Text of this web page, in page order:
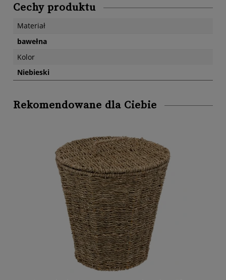
Cechy produktu
Materiał
bawełna
Kolor
Niebieski
Rekomendowane dla Ciebie